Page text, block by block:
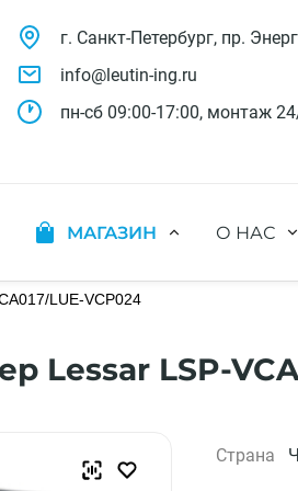
г. Санкт-Петербург, пр.
info@leutin-ing.ru
пн-сб 09:00-17:00, монтаж
МАГАЗИН
Настенные кондиционеры
Кассетные кондиционеры
Колонные кондиционеры
О НАС
Наши
LUE-VCP024
LSP-
Страна